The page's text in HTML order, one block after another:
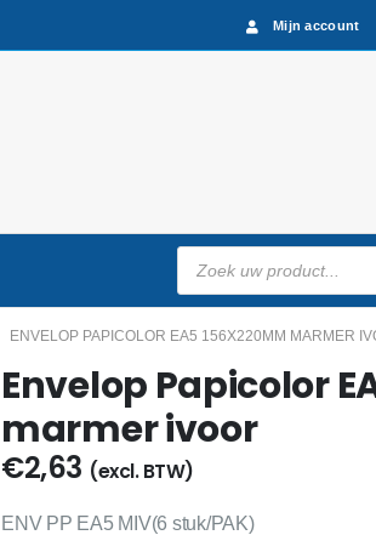
Mijn account
Producten
zoeken
ENVELOP PAPICOLOR EA5 156X220MM MARMER
Envelop Papicolor
marmer ivoor
€2,63 (excl. BTW)
ENV PP EA5 MIV(6 stuk/PAK)